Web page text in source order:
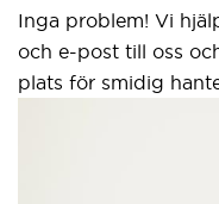
Inga problem! Vi
och e-post till oss
plats för smidig